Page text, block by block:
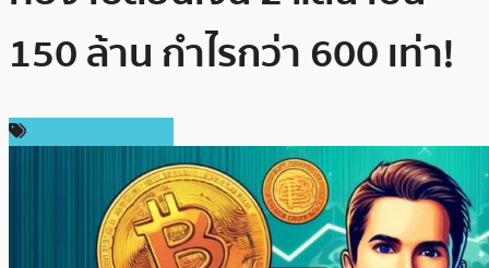
150 ล้าน กำไรกว่า 600 เท่า!